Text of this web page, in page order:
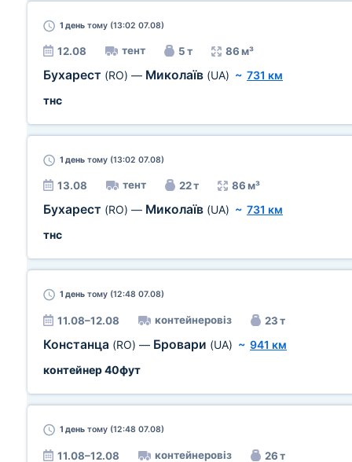
1 день тому (13:02 07.08)
12.08 тент 5 т 86 м³
Бухарест (RO) — Миколаїв (UA) ~ 731 км
тнс
1 день тому (13:02 07.08)
13.08 тент 22 т 86 м³
Бухарест (RO) — Миколаїв (UA) ~ 731 км
тнс
1 день тому (12:48 07.08)
11.08–12.08 контейнеровіз 23 т
Констанца (RO) — Бровари (UA) ~ 941 км
контейнер 40фут
1 день тому (12:48 07.08)
11.08–12.08 контейнеровіз 26 т